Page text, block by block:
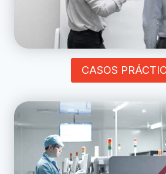
CASOS